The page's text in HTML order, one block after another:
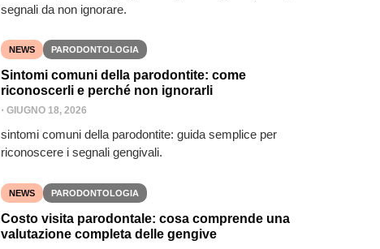
segnali da non ignorare.
NEWS PARODONTOLOGIA
Sintomi comuni della parodontite: come
riconoscerli e perché non ignorarli
⋅ GIUGNO 18, 2026
sintomi comuni della parodontite: guida semplice per
riconoscere i segnali gengivali.
NEWS PARODONTOLOGIA
Costo visita parodontale: cosa comprende una
valutazione completa delle gengive